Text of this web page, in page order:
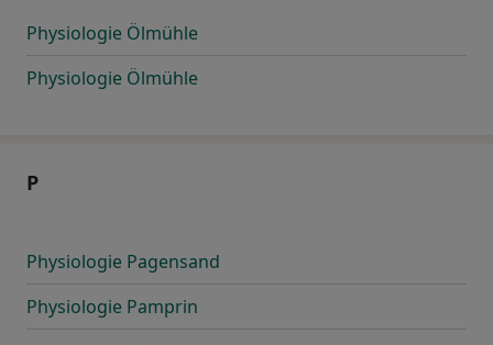
Physiologie Ölmühle
Physiologie Ölmühle
P
Physiologie Pagensand
Physiologie Pamprin